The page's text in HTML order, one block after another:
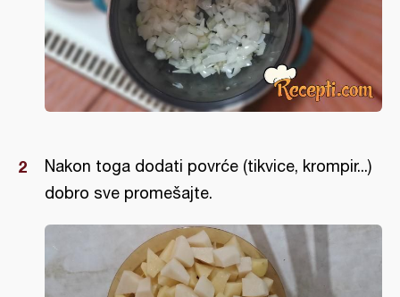
Nakon toga dodati povrće (tikvice, krompir...)
dobro sve promešajte.